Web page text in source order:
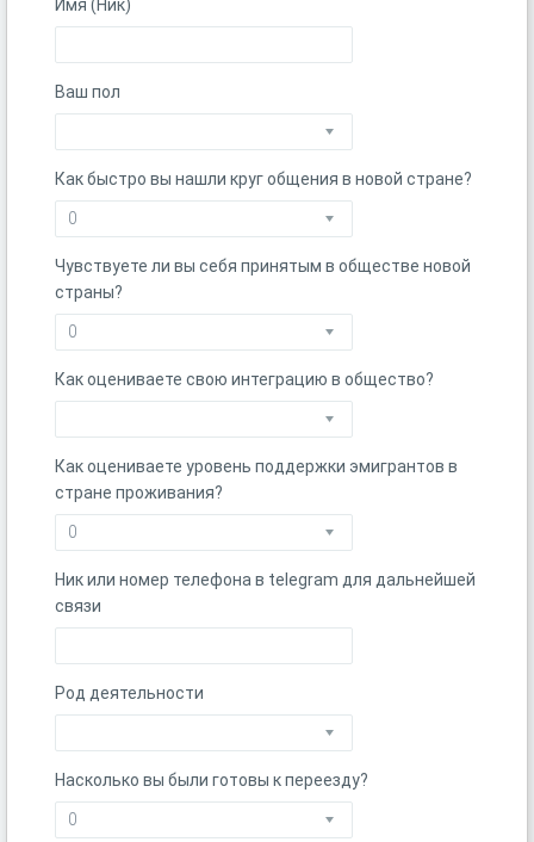
Имя (Ник)
Ваш пол
Как быстро вы нашли круг общения в новой стране?
Чувствуете ли вы себя принятым в обществе новой
страны?
Как оцениваете свою интеграцию в общество?
Как оцениваете уровень поддержки эмигрантов в
стране проживания?
Ник или номер телефона в telegram для дальнейшей
связи
Род деятельности
Насколько вы были готовы к переезду?